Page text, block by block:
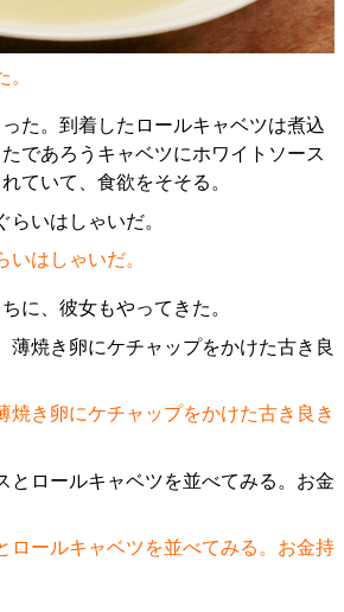
た。到着したロールキャベツは煮込
であろうキャベツにホワイトソース
ていて、食欲をそそる。
はしゃいだ。
に、彼女もやってきた。
焼き卵にケチャップをかけた古き良き
ロールキャベツを並べてみる。お金持